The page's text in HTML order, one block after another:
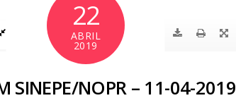
22
ABRIL
2019
SINEPE/NOPR – 11-04-2019